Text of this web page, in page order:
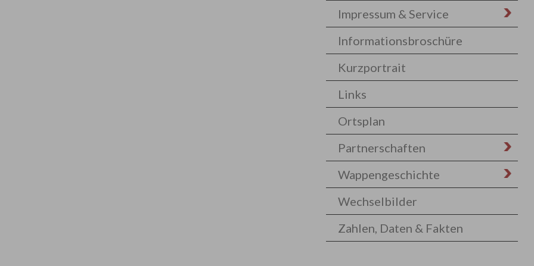
Impressum & Service
Informationsbroschüre
Kurzportrait
Links
Ortsplan
Partnerschaften
Wappengeschichte
Wechselbilder
Zahlen, Daten & Fakten